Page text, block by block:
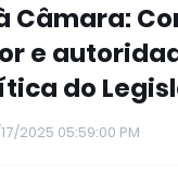
Câmara:
e
do
2025 05:59:00 PM